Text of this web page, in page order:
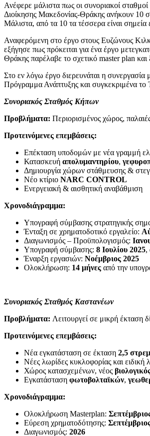
Ανέφερε μάλιστα πως οι συνοριακοί
Διοίκησης Μακεδονίας-Θράκης ανήκουν 10
Μάλιστα, από τα 10 τα τέσσερα είναι σημεία
Αναφερόμενη στο έργο στους Ευζώνους
εξήγησε πως πρόκειται για ένα έργο
Θράκης παρέλαβε το σχετικό master plan και
Στο εν λόγω έργο διερευνάται η
Πρόγραμμα Ανάπτυξης και συγκεκριμένα
Συνοριακός Σταθμός Κήπων
Προβλήματα: Περιορισμένος χώρος,
Προτεινόμενες επεμβάσεις:
Επέκταση υποδομών με νέα γραμμή
Κατασκευή απολυμαντηρίου,
Δημιουργία χώρων στάθμευσης &
Νέο κτίριο NARC CONTROL
Ενεργειακή & αισθητική αναβάθμιση
Χρονοδιάγραμμα:
Υπογραφή σύμβασης στρατηγικής
Ένταξη σε χρηματοδοτικό εργαλείο:
Διαγωνισμός – Προϋπολογισμός:
Υπογραφή σύμβασης: 8 Ιουλίου 2025,
Έναρξη εργασιών: Νοέμβριος 2025
Ολοκλήρωση: 14 μήνες από την
Συνοριακός Σταθμός Καστανέων
Προβλήματα: Λειτουργεί σε μικρή έκταση
Προτεινόμενες επεμβάσεις:
Νέα εγκατάσταση σε έκταση 2,5
Νέες λωρίδες κυκλοφορίας και ειδική
Χώρος κατασχεμένων, νέος
Εγκατάσταση φωτοβολταϊκών,
Χρονοδιάγραμμα:
Ολοκλήρωση Masterplan:
Εύρεση χρηματοδότησης:
Διαγωνισμός: 2026